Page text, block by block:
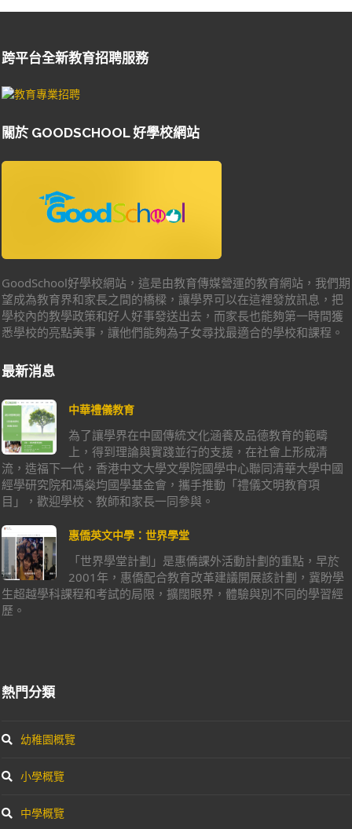
跨平台全新教育招聘服務
關於 GOODSCHOOL 好學校網站
GoodSchool好學校網站，這是由教育傳媒營運的教育網站，我們期
望成為教育界和家長之間的橋樑，讓學界可以在這裡發放訊息，把
學校內的教學政策和好人好事發送出去，而家長也能夠第一時間獲
悉學校的亮點美事，讓他們能夠為子女尋找最適合的學校和課程。
最新消息
中華禮儀教育
為了讓學界在中國傳統文化涵養及品德教育的範疇
上，得到理論與實踐並行的支援，在社會上形成清
流，造福下一代，香港中文大學文學院國學中心聯同清華大學中國
經學研究院和馮燊均國學基金會，攜手推動「禮儀文明教育項
目」，歡迎學校、教師和家長一同參與。
惠僑英文中學：世界學堂
「世界學堂計劃」是惠僑課外活動計劃的重點，早於
2001年，惠僑配合教育改革建議開展該計劃，冀盼學
生超越學科課程和考試的局限，擴闊眼界，體驗與別不同的學習經
歷。
熱門分類
幼稚園概覽
小學概覽
中學概覽